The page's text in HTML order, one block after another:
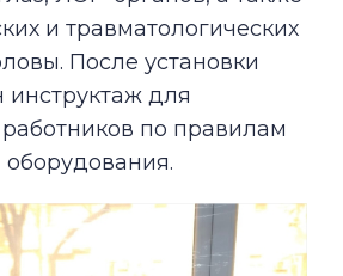
и травматологических
После установки
для
по правилам